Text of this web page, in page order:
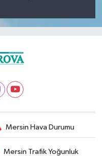
Mersin Hava Durumu
Mersin Trafik Yoğunluk